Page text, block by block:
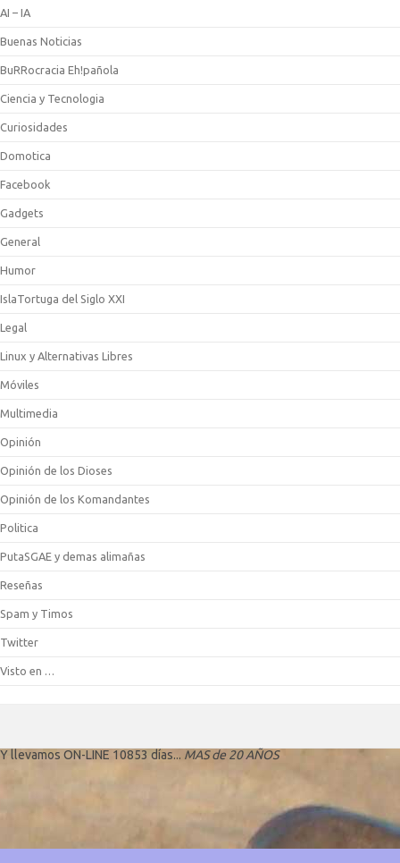
AI – IA
Buenas Noticias
BuRRocracia Eh!pañola
Ciencia y Tecnologia
Curiosidades
Domotica
Facebook
Gadgets
General
Humor
IslaTortuga del Siglo XXI
Legal
Linux y Alternativas Libres
Móviles
Multimedia
Opinión
Opinión de los Dioses
Opinión de los Komandantes
Politica
PutaSGAE y demas alimañas
Reseñas
Spam y Timos
Twitter
Visto en …
Y llevamos ON-LINE 10853 días... MAS de 20 AÑOS